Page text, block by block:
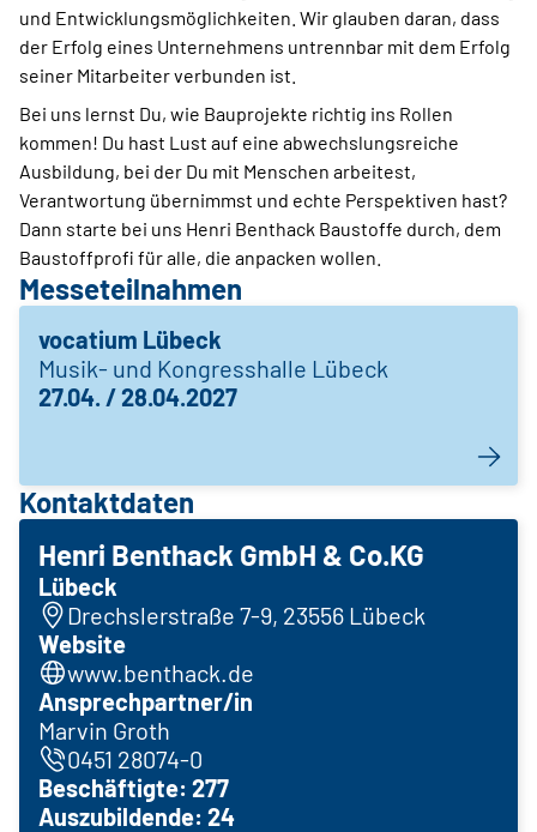
und Entwicklungsmöglichkeiten. Wir glauben daran, dass
der Erfolg eines Unternehmens untrennbar mit dem Erfolg
seiner Mitarbeiter verbunden ist.
Bei uns lernst Du, wie Bauprojekte richtig ins Rollen
kommen! Du hast Lust auf eine abwechslungsreiche
Ausbildung, bei der Du mit Menschen arbeitest,
Verantwortung übernimmst und echte Perspektiven hast?
Dann starte bei uns Henri Benthack Baustoffe durch, dem
Baustoffprofi für alle, die anpacken wollen.
Messeteilnahmen
vocatium Lübeck
Musik- und Kongresshalle Lübeck
27.04. / 28.04.2027
Kontaktdaten
Henri Benthack GmbH & Co.KG
Lübeck
Drechslerstraße 7-9, 23556 Lübeck
Website
www.benthack.de
Ansprechpartner/in
Marvin Groth
0451 28074-0
Beschäftigte: 277
Auszubildende: 24